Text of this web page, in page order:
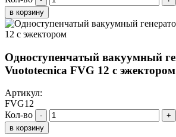
в корзину
Одноступенчатый вакуумный
Vuototecnica FVG 12 с эжектором
Артикул:
FVG12
Кол-во
-
+
в корзину